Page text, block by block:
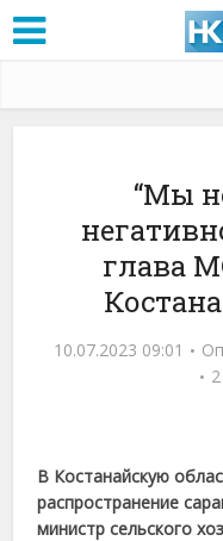
“Мы
глава
10.07.2023 09:01
В Костанайскую
распространение
министр сельского